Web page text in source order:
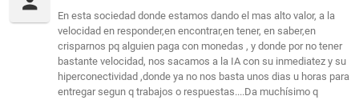
En esta sociedad donde estamos dando el mas alto valor, a la
velocidad en responder,en encontrar,en tener, en saber,en
crisparnos pq alguien paga con monedas , y donde por no tener
bastante velocidad, nos sacamos a la IA con su inmediatez y su
hiperconectividad ,donde ya no nos basta unos dias u horas para
entregar segun q trabajos o respuestas....Da muchísimo q